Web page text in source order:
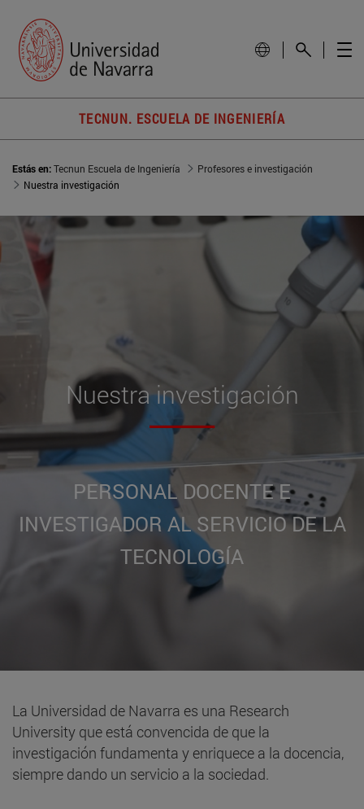
TECNUN. ESCUELA DE INGENIERÍA
Estás en:Tecnun Escuela de Ingeniería
Profesores e investigación
Nuestra investigación
Nuestrainvestigación
PERSONAL DOCENTE E
INVESTIGADOR AL SERVICIO DE LA
TECNOLOGÍA
La Universidad de Navarra es una Research
University que está convencida de que la
investigación fundamenta y enriquece a la docencia,
siempre dando un servicio a la sociedad.